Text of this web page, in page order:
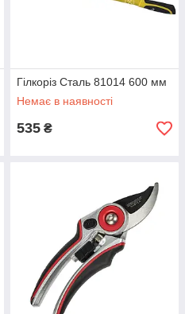
Гілкоріз Сталь 81014 600 мм
Немає в наявності
535 ₴